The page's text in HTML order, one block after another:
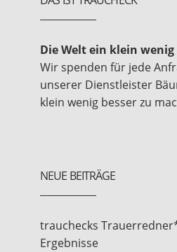
Die Welt ein klein wenig
Wir spenden für jede
unserer Dienstleister
klein wenig besser zu
NEUE BEITRÄGE
trauchecks
Ergebnisse